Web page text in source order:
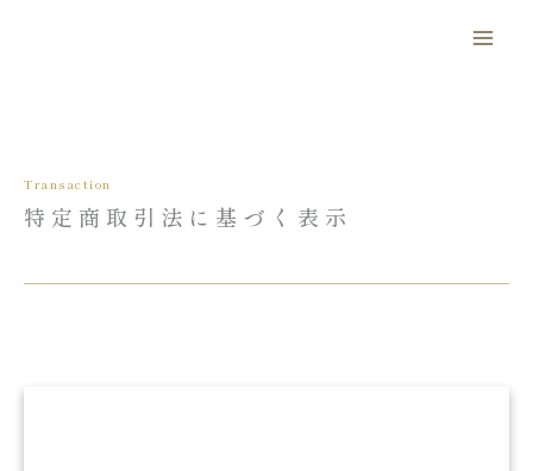
Transaction
特定商取引法に基づく表示